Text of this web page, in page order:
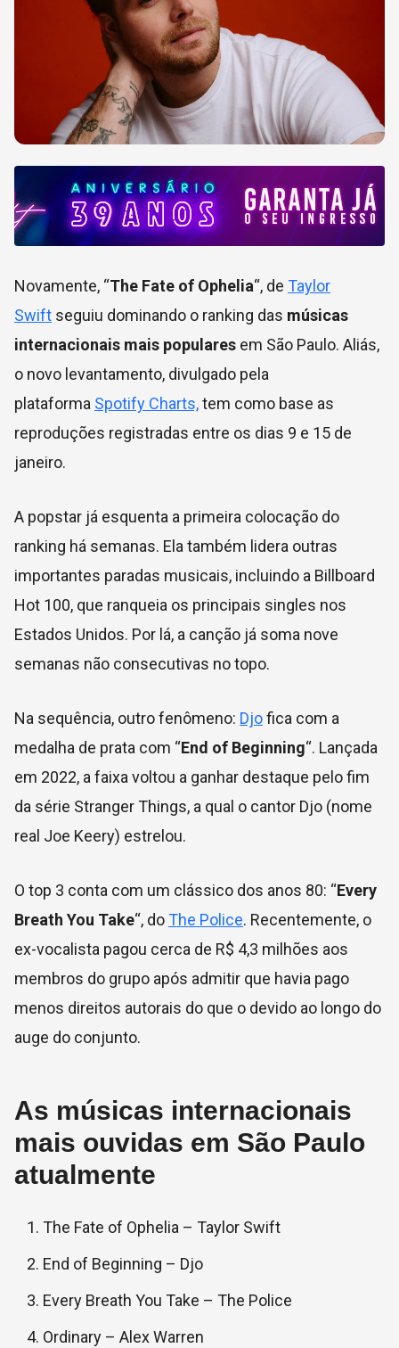
Novamente, “The Fate of Ophelia“, de Taylor
Swift seguiu dominando o ranking das músicas
internacionais mais populares em São Paulo. Aliás,
o novo levantamento, divulgado pela
plataforma Spotify Charts,tem como base as
reproduções registradas entre os dias 9 e 15 de
janeiro.
A popstar já esquenta a primeira colocação do
ranking há semanas. Ela também lidera outras
importantes paradas musicais, incluindo a Billboard
Hot 100, que ranqueia os principais singles nos
Estados Unidos. Por lá, a canção já soma nove
semanas não consecutivas no topo.
Na sequência, outro fenômeno: Djofica com a
medalha de prata com “End of Beginning“. Lançada
em 2022, a faixa voltou a ganhar destaque pelo fim
da série Stranger Things, a qual o cantor Djo (nome
real Joe Keery) estrelou.
O top 3 conta com um clássico dos anos 80: “Every
Breath You Take“, doThe Police. Recentemente, o
ex-vocalista pagou cerca de R$ 4,3 milhões aos
membros do grupo após admitir que havia pago
menos direitos autorais do que o devido ao longo do
auge do conjunto.
As músicas internacionais
mais ouvidas em São Paulo
atualmente
The Fate of Ophelia – Taylor Swift
End of Beginning – Djo
Every Breath You Take – The Police
Ordinary – Alex Warren